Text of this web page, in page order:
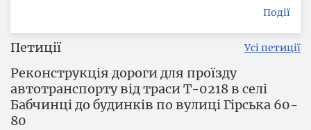
Події
Петиції Усі петиції
Реконструкція дороги для проїзду
автотранспорту від траси Т-0218 в селі
Бабчинці до будинків по вулиці Гірська 60-
80